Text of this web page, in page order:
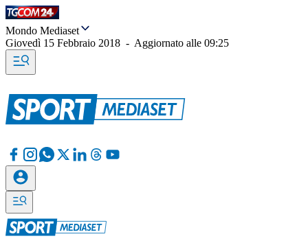
Mondo Mediaset
Giovedì 15 Febbraio 2018 - Aggiornato alle 09:25